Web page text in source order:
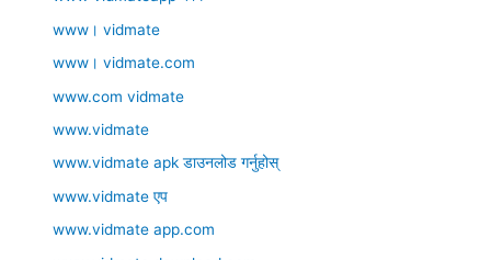
www। vidmate
www। vidmate.com
www.com vidmate
www.vidmate
www.vidmate apk डाउनलोड गर्नुहोस्
www.vidmate एप
www.vidmate app.com